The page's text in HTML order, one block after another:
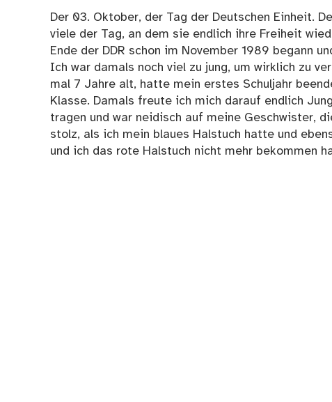
Der 03. Oktober, der Tag der Deutschen Einheit.
viele der Tag, an dem sie endlich ihre Freiheit
Ende der DDR schon im November 1989 begann
Ich war damals noch viel zu jung, um wirklich zu
mal 7 Jahre alt, hatte mein erstes Schuljahr
Klasse. Damals freute ich mich darauf endlich
tragen und war neidisch auf meine Geschwister,
stolz, als ich mein blaues Halstuch hatte und
und ich das rote Halstuch nicht mehr bekommen